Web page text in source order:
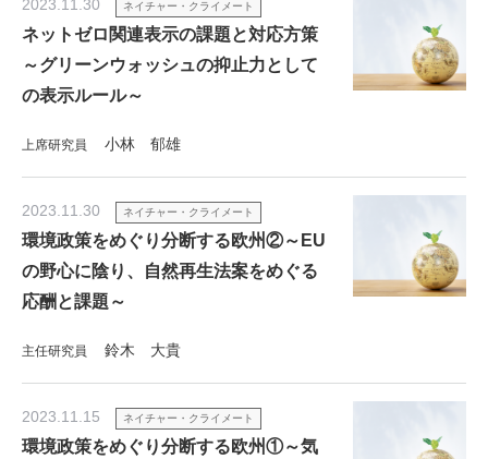
2023.11.30 ネイチャー・クライメート
ネットゼロ関連表示の課題と対応方策
～グリーンウォッシュの抑止力として
の表示ルール～
上席研究員 小林 郁雄
2023.11.30 ネイチャー・クライメート
環境政策をめぐり分断する欧州②～EU
の野心に陰り、自然再生法案をめぐる
応酬と課題～
主任研究員 鈴木 大貴
2023.11.15 ネイチャー・クライメート
環境政策をめぐり分断する欧州①～気